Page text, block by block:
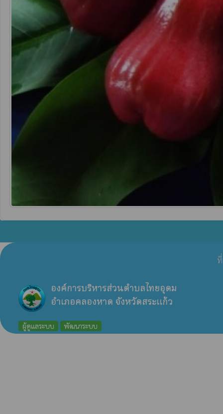
องค์การบริหารส่วนตำบลไทยอุดม
อำเภอคลองหาด จังหวัดสระแก้ว
ผู้ดูแลระบบ พัฒนาระบบ